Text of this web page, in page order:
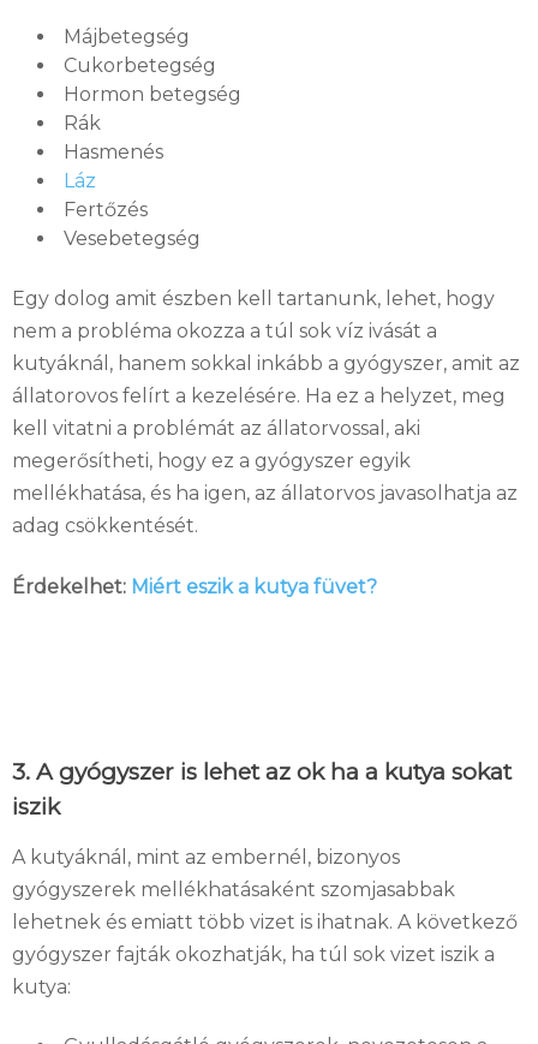
Májbetegség
Cukorbetegség
Hormon betegség
Rák
Hasmenés
Láz
Fertőzés
Vesebetegség
Egy dolog amit észben kell tartanunk, lehet, hogy
nem a probléma okozza a túl sok víz ivását a
kutyáknál, hanem sokkal inkább a gyógyszer, amit az
állatorovos felírt a kezelésére. Ha ez a helyzet, meg
kell vitatni a problémát az állatorvossal, aki
megerősítheti, hogy ez a gyógyszer egyik
mellékhatása, és ha igen, az állatorvos javasolhatja az
adag csökkentését.
Érdekelhet: Miért eszik a kutya füvet?
3. A gyógyszer is lehet az ok ha a kutya sokat
iszik
A kutyáknál, mint az embernél, bizonyos
gyógyszerek mellékhatásaként szomjasabbak
lehetnek és emiatt több vizet is ihatnak. A következő
gyógyszer fajták okozhatják, ha túl sok vizet iszik a
kutya: